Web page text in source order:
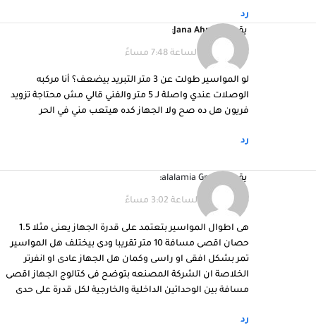
رد
يقول
Jana Ahmad
:
15/04/2026 الساعة 7:48 مساءً
لو المواسير طولت عن 3 متر التبريد بيضعف؟ أنا مركبه
الوصلات عندي واصلة لـ 5 متر والفني قالي مش محتاجة تزويد
فريون هل ده صح ولا الجهاز كده هيتعب مني في الحر
رد
يقول alalamia Group
:
17/04/2026 الساعة 3:02 مساءً
هى اطوال المواسير بتعتمد على قدرة الجهاز يعنى مثلا 1.5
حصان اقصى مسافة 10 متر تقريبا ودى بيختلف هل المواسير
تمر بشكل افقى او راسى وكمان هل الجهاز عادى او انفرتر
الخلاصة ان الشركة المصنعه بتوضح فى كتالوج الجهاز اقصى
مسافة بين الوحداتين الداخلية والخارجية لكل قدرة على حدى
رد